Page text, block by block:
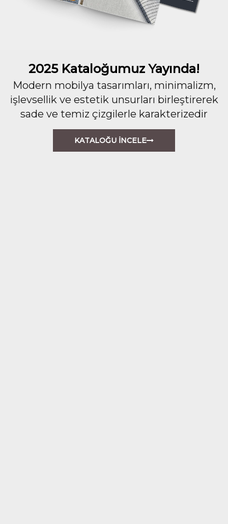
2025 Kataloğumuz Yayında!
Modern mobilya tasarımları, minimalizm,
işlevsellik ve estetik unsurları birleştirerek
sade ve temiz çizgilerle karakterizedir
KATALOĞU İNCELE